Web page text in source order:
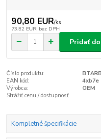
90,80 EUR/ks
73,82 EUR bez DPH
Pridať
Číslo produktu:
EAN kód:
4xb7e
Výrobca:
OEM
Strážiť cenu / dostupnosť
Kompletné špecifikácie